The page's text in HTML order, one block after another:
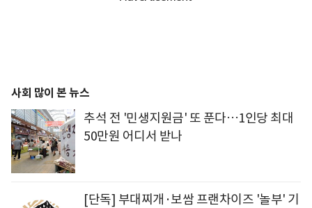
사회 많이 본 뉴스
추석 전 '민생지원금' 또 푼다…1인당 최대
50만원 어디서 받나
[단독] 부대찌개·보쌈 프랜차이즈 '놀부' 기